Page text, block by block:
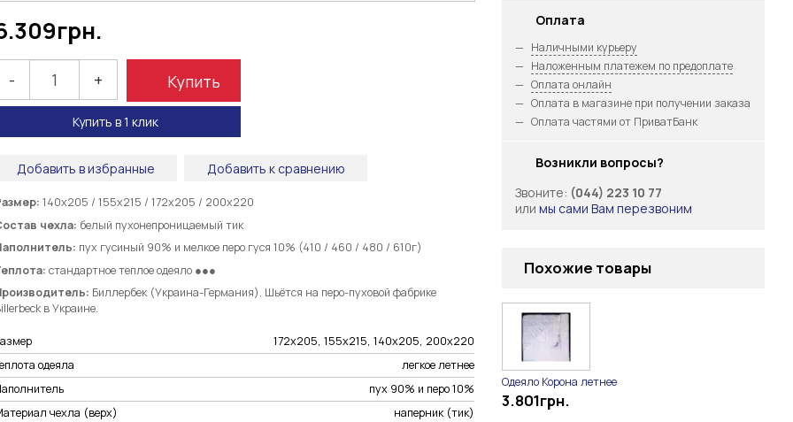
грн.
- + Купить
Купить в 1 клик
Добавить в избранные Добавить к сравнению
140х205 / 155х215 / 172х205 / 200х220
чехла: белый пухонепроницаемый тик
пух гусиный 90% и мелкое перо гуся 10% (410 / 460 / 480 / 610г)
стандартное теплоеодеяло ●●●
Биллербек (Украина-Германия). Шьётся на перо-пуховой фабрике
в Украине.
172х205, 155х215, 140х205, 200х220
одеяла
легкое летнее
пух 90% и перо 10%
чехла (верх)
наперник (тик)
Оплата
Наличными курьеру
Наложенным платежем по предоплате
Оплата онлайн
Оплата в магазине при получении заказа
Оплата частями от ПриватБанк
Возникли вопросы?
Звоните: (044) 223 10 77
или мы сами Вам перезвоним
Похожие товары
Одеяло Корона летнее
3.801грн.